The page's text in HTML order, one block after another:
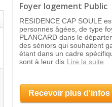
Foyer logement Public
RESIDENCE CAP SOULE
personnes âgées, de type
PLANCARD dans le
des séniors qui souhaitent
étant dans un cadre
sont à leur dis Lire la suite
Recevoir plus d'infos